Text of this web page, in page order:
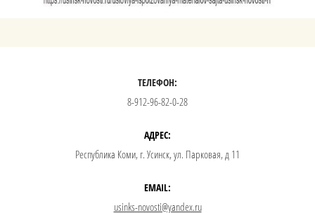
ТЕЛЕФОН:
8-912-96-82-0-28
АДРЕС:
Республика Коми, г. Усинск, ул. Парковая, д 11
EMAIL:
usinks-novosti@yandex.ru